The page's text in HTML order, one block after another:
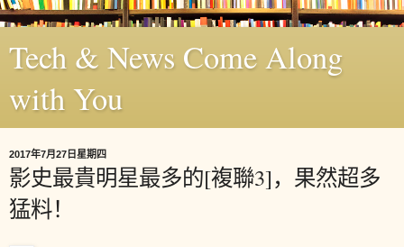
Tech & News Come Along
with You
2017年7月27日星期四
影史最貴明星最多的[複聯3]，果然超多
猛料！